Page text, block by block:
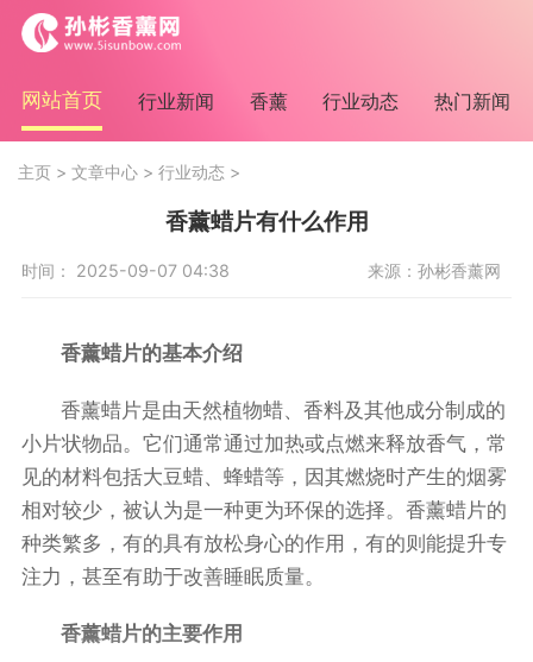
网站首页 行业新闻 香薰 行业动态 热门新闻
主页 > 文章中心 > 行业动态 >
香薰蜡片有什么作用
时间： 2025-09-07 04:38 来源：孙彬香薰网
香薰蜡片的基本介绍
香薰蜡片是由天然植物蜡、香料及其他成分制成的
小片状物品。它们通常通过加热或点燃来释放香气，常
见的材料包括大豆蜡、蜂蜡等，因其燃烧时产生的烟雾
相对较少，被认为是一种更为环保的选择。香薰蜡片的
种类繁多，有的具有放松身心的作用，有的则能提升专
注力，甚至有助于改善睡眠质量。
香薰蜡片的主要作用